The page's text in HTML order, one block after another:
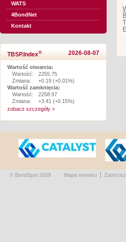
WATS
4BondNet
Kontakt
TBSP.Index® 2026-08-07
Wartość otwarcia:
Wartość:
2255.75
Zmiana:
+0.19 (+0.01%)
Wartość zamknięcia:
Wartość:
2258.97
Zmiana:
+3.41 (+0.15%)
zobacz szczegóły >
© BondSpot 2009 Mapa serwisu